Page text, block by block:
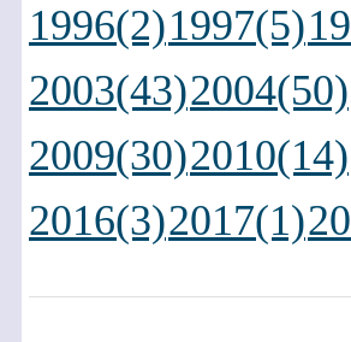
1996(2)1997(5)
2003(43)2004(50)
2009(30)2010(14)
2016(3)2017(1)